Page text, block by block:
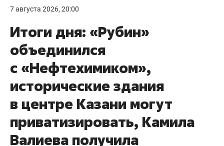
7 августа 2026, 20:00
Итоги дня: «Рубин»
объединился
с «Нефтехимиком»,
исторические здания
в центре Казани могут
приватизировать, Камила
Валиева получила